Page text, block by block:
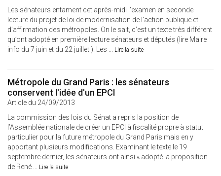
Les sénateurs entament cet après-midi l’examen en seconde
lecture du projet de loi de modernisation de l’action publique et
d’affirmation des métropoles. On le sait, c’est un texte très différent
qu’ont adopté en première lecture sénateurs et députés (lire Maire
info du 7 juin et du 22 juillet ). Les ... Lire la suite
Métropole du Grand Paris : les sénateurs
conservent l'idée d'un EPCI
Article du 24/09/2013
La commission des lois du Sénat a repris la position de
l’Assemblée nationale de créer un EPCI à fiscalité propre à statut
particulier pour la future métropole du Grand Paris mais en y
apportant plusieurs modifications. Examinant le texte le 19
septembre dernier, les sénateurs ont ainsi « adopté la proposition
de René ... Lire la suite